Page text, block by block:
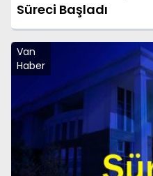
Süreci Başladı
Van
Haber